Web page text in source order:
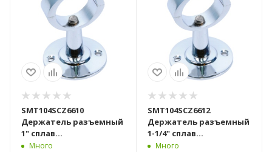
SMT104SCZ6610
Держатель разъемный
1" сплав
хромированный 100
Много
SMT104SCZ6612
Держатель разъемный
1-1/4" сплав
хромированный 100
Много